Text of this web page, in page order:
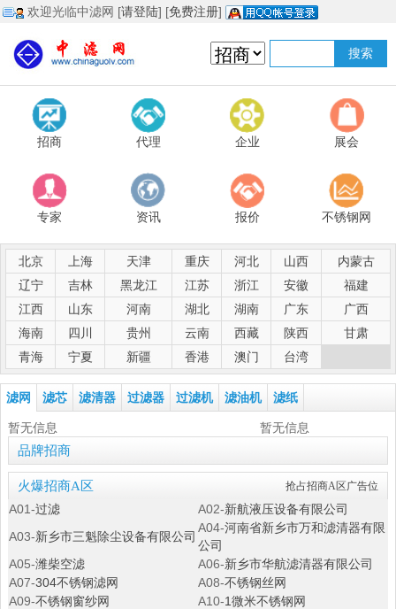
欢迎光临中滤网 [请登陆] [免费注册]
招商 代理 企业 展会
专家 资讯 报价 不锈钢网
北京 上海 天津 重庆 河北 山西
内蒙古
辽宁
吉林 黑龙江 江苏 浙江 安徽
福建
江西
山东 河南 湖北 湖南 广东
广西
海南
四川 贵州 云南 西藏 陕西
甘肃
青海
宁夏 新疆 香港 澳门 台湾
滤网 滤芯 滤清器 过滤器 过滤机 滤油机 滤纸
暂无信息
暂无信息
品牌招商
抢占招商A区广告位
火爆招商A区
A01-过滤 A02-新航液压设备有限公司
A03-新乡市三魁除尘设备有限公司
A04-河南省新乡市万和滤清器有限
公司
A05-潍柴空滤 A06-新乡市华航滤清器有限公司
A07-304不锈钢滤网 A08-不锈钢丝网
A09-不锈钢窗纱网 A10-1微米不锈钢网